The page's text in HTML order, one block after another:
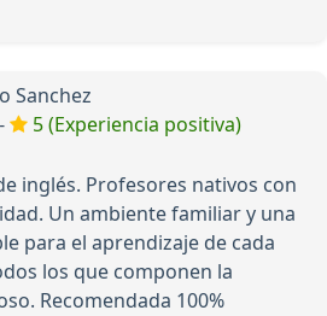
Sanchez
5 (Experiencia positiva)
inglés. Profesores nativos con
Un ambiente familiar y una
para el aprendizaje de cada
los que componen la
Recomendada 100%